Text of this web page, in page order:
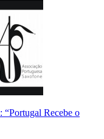
“Portugal Recebe o